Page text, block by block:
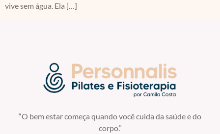
vive sem água. Ela […]
“O bem estar começa quando você cuida da saúde e do
corpo.”